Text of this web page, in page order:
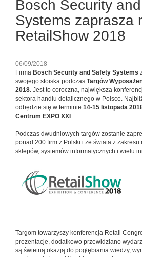
Bosch Security
Systems zaprasza
RetailShow 2018
06/09/2018
Firma Bosch Security and Safety Systems
swojego stoiska podczas Targów
2018. Jest to coroczna, największa
sektora handlu detalicznego w Polsce.
odbędzie się w terminie 14-15 listopada
Centrum EXPO XXI .
Podczas dwudniowych targów zostanie
ponad 200 firm z Polski i ze świata z
sklepów, systemów informatycznych i wielu
Targom towarzyszy konferencja Retail
prezentacje, dodatkowo przewidziano
są świetną okazją do pogłębiania wiedzy,